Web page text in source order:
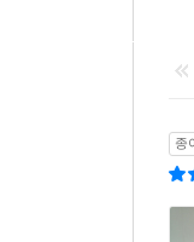
세계적
미국
보험
정책
모델
프랭
종